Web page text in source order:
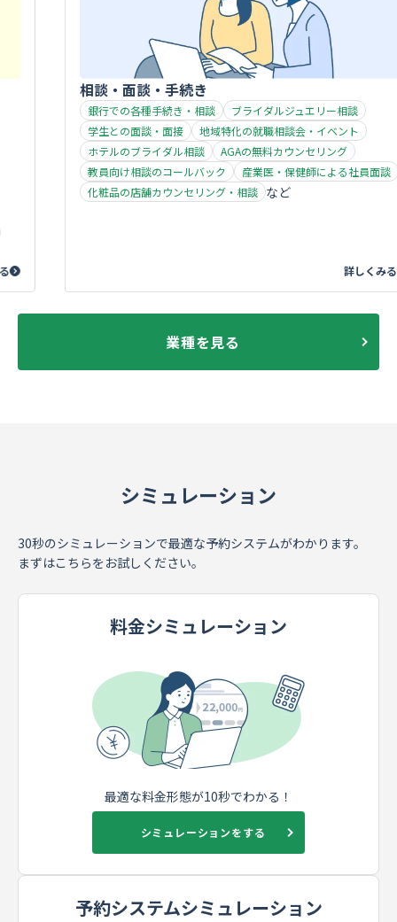
相談・面談・手続き
銀行での各種手続き・相談
ブライダルジュエリー相談
学生との面談・面接
地域特化の就職相談会・イベント
ホテルのブライダル相談
AGAの無料カウンセリング
教員向け相談のコールバック
産業医・保健師による社員面談
化粧品の店舗カウンセリング・相談
業種を見る
シミュレーション
30秒のシミュレーションで最適な予約システムがわかります。
まずはこちらをお試しください。
料金シミュレーション
最適な料金形態が10秒でわかる！
シミュレーションをする
予約システムシミュレーション